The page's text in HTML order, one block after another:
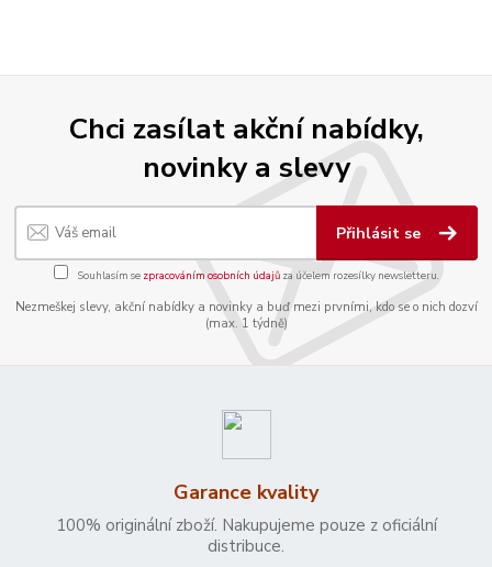
Chci zasílat akční nabídky,
novinky a slevy
Přihlásit se
Souhlasím se zpracováním osobních údajůza účelem rozesílky newsletteru.
Nezmeškej slevy, akční nabídky a novinky a buď mezi prvními, kdo se o nich dozví
(max. 1 týdně)
Garance kvality
100% originální zboží. Nakupujeme pouze z oficiální
distribuce.